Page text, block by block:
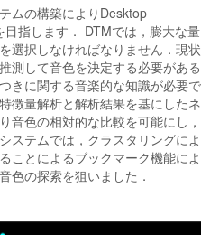
ムの構築によりDesktop
指します． DTMでは，膨大な量
選択しなければなりません．現状
測して音色を決定する必要がある
きに関する音楽的な知識が必要で
徴量解析と解析結果を基にしたネ
音色の相対的な比較を可能にし，
ステムでは，クラスタリングによ
ことによるブックマーク機能によ
色の探索を狙いました．